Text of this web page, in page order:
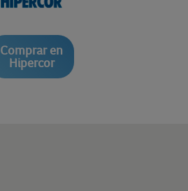
Comprar en
Hipercor